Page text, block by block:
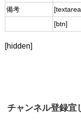
備考
[btn]
[hidden]
チャンネル登録宜